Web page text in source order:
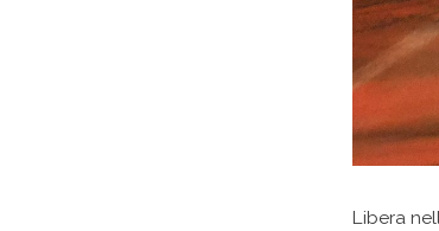
Libera